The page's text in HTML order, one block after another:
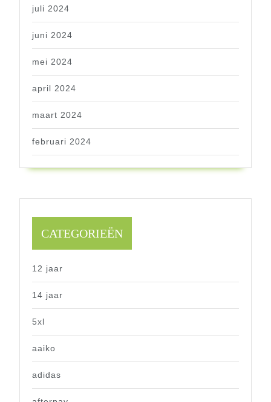
juli 2024
juni 2024
mei 2024
april 2024
maart 2024
februari 2024
CATEGORIEËN
12 jaar
14 jaar
5xl
aaiko
adidas